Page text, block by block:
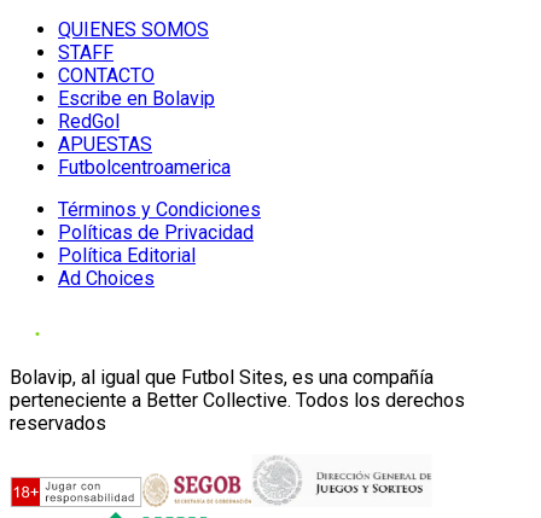
QUIENES SOMOS
STAFF
CONTACTO
Escribe en Bolavip
RedGol
APUESTAS
Futbolcentroamerica
Términos y Condiciones
Políticas de Privacidad
Política Editorial
Ad Choices
Bolavip, al igual que Futbol Sites, es una compañía
perteneciente a Better Collective. Todos los derechos
reservados